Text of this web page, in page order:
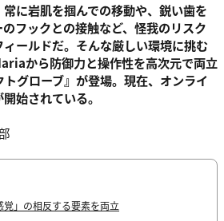
に岩肌を掴んでの移動や、鋭い歯を
フックとの接触など、怪我のリスク
ールドだ。そんな厳しい環境に挑む
から防御力と操作性を高次元で両立
グローブ』が登場。現在、オンライ
始されている。
覚」の相反する要素を両立